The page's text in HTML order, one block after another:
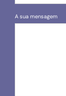
A sua mensagem